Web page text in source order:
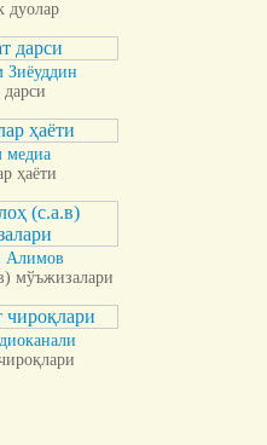
дуолар
Зиёуддин
медиа
ҳаёти
Алимов
мўъжизалари